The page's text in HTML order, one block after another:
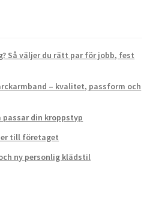
Så väljer du rätt par för jobb, fest
– kvalitet, passform och
passar din kroppstyp
till företaget
ny personlig klädstil